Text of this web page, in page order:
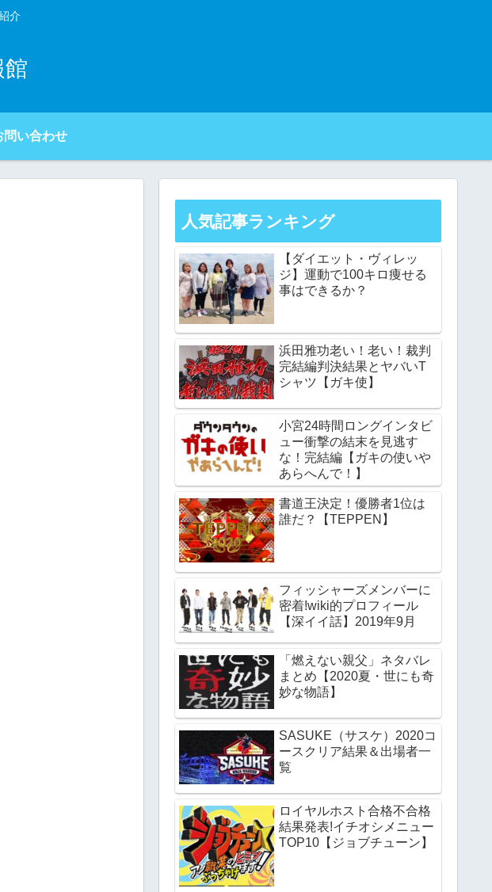
介
館
問い合わせ
人気記事ランキング
【ダイエット・ヴィレッ
ジ】運動で100キロ痩せる
事はできるか？
浜田雅功老い！老い！裁判
完結編判決結果とヤバいT
シャツ【ガキ使】
小宮24時間ロングインタビ
ュー衝撃の結末を見逃す
な！完結編【ガキの使いや
あらへんで！】
書道王決定！優勝者1位は
誰だ？【TEPPEN】
フィッシャーズメンバーに
密着!wiki的プロフィール
【深イイ話】2019年9月
「燃えない親父」ネタバレ
まとめ【2020夏・世にも奇
妙な物語】
SASUKE（サスケ）2020コ
ースクリア結果＆出場者一
覧
ロイヤルホスト合格不合格
結果発表!イチオシメニュー
TOP10【ジョブチューン】